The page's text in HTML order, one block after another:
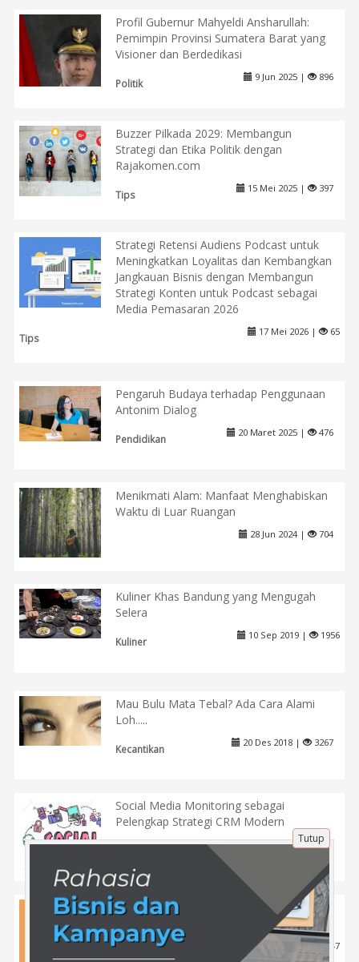
Profil Gubernur Mahyeldi Ansharullah:
Pemimpin Provinsi Sumatera Barat yang
Visioner dan Berdedikasi
Politik
9 Jun 2025 | 896
Buzzer Pilkada 2029: Membangun
Strategi dan Etika Politik dengan
Rajakomen.com
Tips
15 Mei 2025 | 397
Strategi Retensi Audiens Podcast untuk
Meningkatkan Loyalitas dan Kembangkan
Jangkauan Bisnis dengan Membangun
Strategi Konten untuk Podcast sebagai
Media Pemasaran 2026
Tips
17 Mei 2026 | 65
Pengaruh Budaya terhadap Penggunaan
Antonim Dialog
Pendidikan
20 Maret 2025 | 476
Menikmati Alam: Manfaat Menghabiskan
Waktu di Luar Ruangan
28 Jun 2024 | 704
Kuliner Khas Bandung yang Mengugah
Selera
Kuliner
10 Sep 2019 | 1956
Mau Bulu Mata Tebal? Ada Cara Alami
Loh.....
Kecantikan
20 Des 2018 | 3267
Social Media Monitoring sebagai
Pelengkap Strategi CRM Modern
11 Maret 2025 | 511
Strategi Meningkatkan Konsistensi Belajar
dalam Persiapan Ujian Masuk ITB
10 Feb 2026 | 147
Tutup